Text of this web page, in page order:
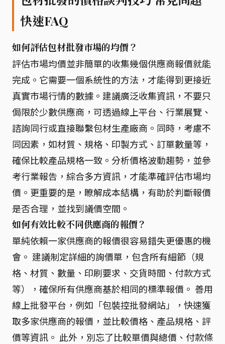
快速FAQ
如何評估包材批發市場的均價？
評估市場均價並非簡單的收集幾個供應商報價就能
完成。它需要一個系統性的方法，才能得到更接近
真實市場行情的數據。建議廣泛收集資訊，不要只
侷限於少數供應商，可透過線上平台、行業展覽、
諮詢同行或直接聯繫包材生產廠商。同時，考慮不
同因素，如材質、規格、印製方式、訂單數量等，
確保比較產品規格一致。分析價格波動趨勢，並參
考行業報告，綜合多方資訊，才能準確評估市場均
價。更重要的是，瞭解成本結構，有助於判斷報價
是否合理，並找到議價空間。
如何有效比較不同供應商的報價？
單純依賴一家供應商的報價很容易錯失更優惠的機
會。 建議制定詳細的詢價單，包含所有細節（規
格、材質、數量、印刷要求、交貨時間、付款方式
等），確保所有供應商基於相同的標準報價。 善用
線上批發平台，例如「包裝控批發網站」，快速獲
取多家供應商的報價，並比較價格、產品規格、評
價等資訊。 此外，別忘了比較單價與總價、付款條